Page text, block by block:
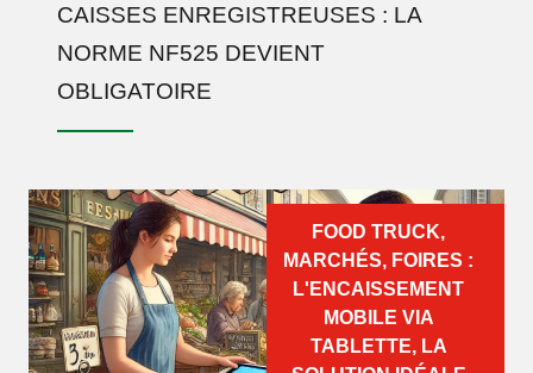
CAISSES ENREGISTREUSES : LA
NORME NF525 DEVIENT
OBLIGATOIRE
FOOD TRUCK,
MARCHÉS, FOIRES :
L'ENCAISSEMENT
MOBILE VIA
TABLETTE, LA